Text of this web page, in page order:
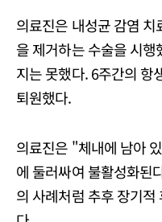
의료진은 내성균 감염
을 제거하는 수술을 시
지는 못했다. 6주간의 항
퇴원했다.
의료진은 "체내에 남아
에 둘러싸여 불활성화된
의 사례처럼 추후 장기